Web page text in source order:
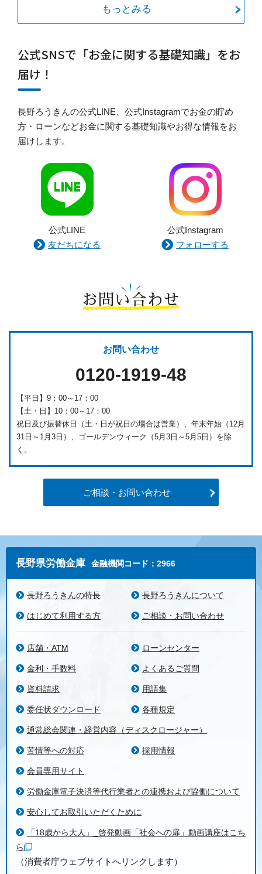
もっとみる
公式SNSで「お金に関する基礎知識」をお
届け！
長野ろうきんの公式LINE、公式Instagramでお金の貯め
方・ローンなどお金に関する基礎知識やお得な情報をお
届けします。
公式LINE
友だちになる
公式Instagram
フォローする
お問い合わせ
お問い合わせ
0120-1919-48
【平日】9：00～17：00
【土・日】10：00～17：00
祝日及び振替休日（土・日が祝日の場合は営業）、年末年始（12月
31日～1月3日）、ゴールデンウィーク（5月3日～5月5日）を除
く。
ご相談・お問い合わせ
長野県労働金庫 金融機関コード：2966
長野ろうきんの特長 長野ろうきんについて
はじめて利用する方 ご相談・お問い合わせ
店舗・ATM ローンセンター
金利・手数料 よくあるご質問
資料請求 用語集
委任状ダウンロード 各種規定
通常総会関連・経営内容（ディスクロージャー）
苦情等への対応 採用情報
会員専用サイト
労働金庫電子決済等代行業者との連携および協働について
安心してお取引いただくために
「18歳から大人」_啓発動画「社会への扉」動画講座はこち
ら
（消費者庁ウェブサイトへリンクします）